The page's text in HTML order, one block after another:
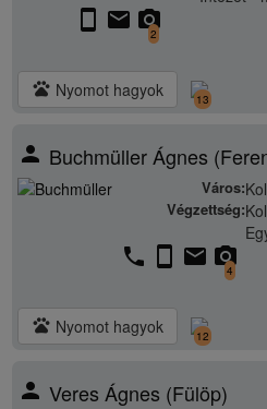
stay_current_portrait email camera_alt
2
pets Nyomot hagyok 13
person Buchmüller Ágnes
Város:
Végzettség:
phone stay_current_portrait email camera_alt
4
pets Nyomot hagyok 12
person Veres Ágnes (Fülöp)